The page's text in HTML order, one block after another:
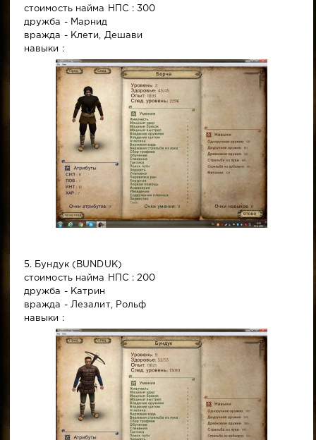
стоимость найма НПС : 300
дружба - Марнид
вражда - Клети, Дешави
навыки :
5. Бундук (BUNDUK)
стоимость найма НПС : 200
дружба - Катрин
вражда - Лезалит, Рольф
навыки :